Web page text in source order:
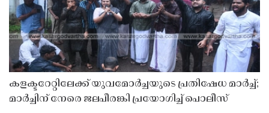
കളക്ടറേറ്റിലേക്ക് യുവമോർച്ചയുടെ പ്രതിഷേധ മാർച്ച്;
മാർച്ചിന് നേരെ ജലപീരങ്കി പ്രയോഗിച്ച് പൊലീസ്